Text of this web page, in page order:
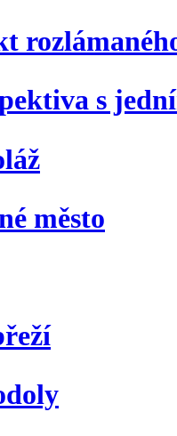
s
město